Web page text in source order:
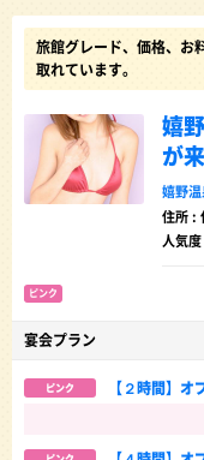
旅館グレード、価格、
取れています。
嬉
が
嬉野
住所 :
人気度
ピンク
宴会プラン
ピンク
【２時間】